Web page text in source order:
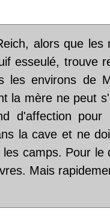
alors que les
esseulé, trouve
les environs de
la mère ne peut
d'affection pour
la cave et ne
camps. Pour le
Mais